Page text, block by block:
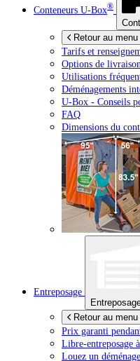
Conteneurs U-Box®
Retour au
Tarifs et
Options de livraison
Utilisations
Déménagements
U-Box - Conseils
FAQ
Dimensions du
Entreposage
Retour au
Prix garanti
Libre-entreposage à
Louez un